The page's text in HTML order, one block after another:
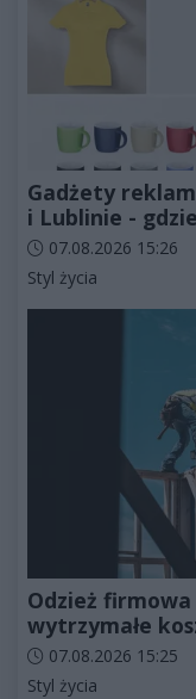
Gadżety
i Lublinie -
Data dodania artykułu:
07.08.2026 15:26
Kategorie artykułu:
Styl życia
Odzież
wytrzymałe
Data dodania artykułu:
07.08.2026 15:25
Kategorie artykułu:
Styl życia